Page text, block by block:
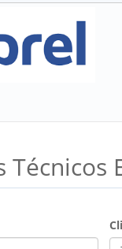
A EMPREL
Técnicos